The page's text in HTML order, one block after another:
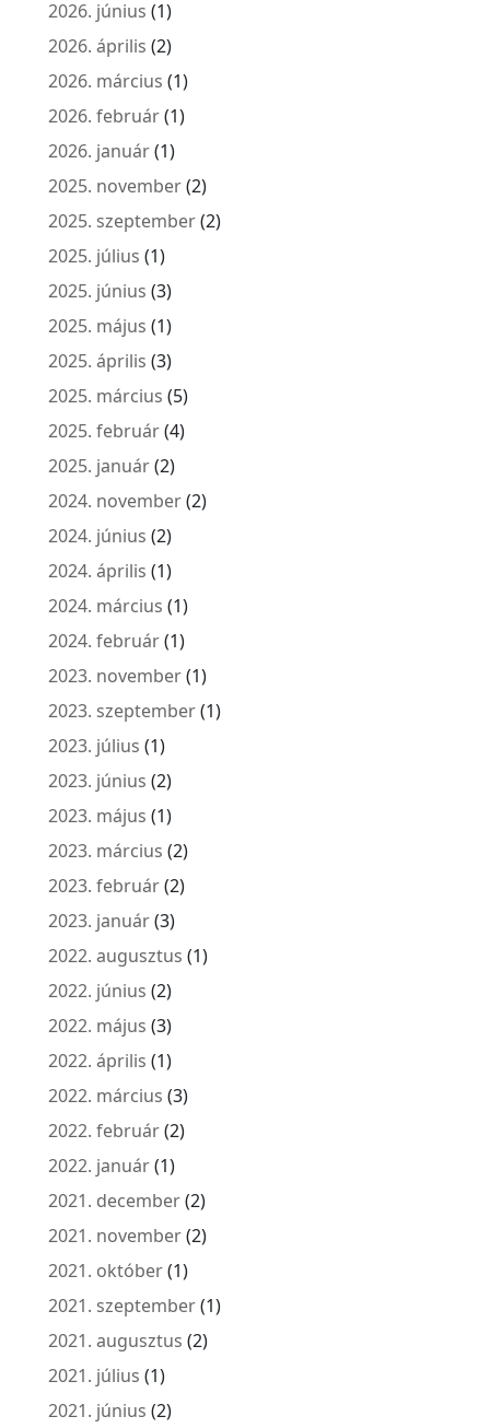
2026. június (1)
2026. április (2)
2026. március (1)
2026. február(1)
2026. január(1)
2025. november(2)
2025. szeptember(2)
2025. július (1)
2025. június (3)
2025. május (1)
2025. április (3)
2025. március (5)
2025. február(4)
2025. január(2)
2024. november(2)
2024. június (2)
2024. április (1)
2024. március (1)
2024. február(1)
2023. november(1)
2023. szeptember(1)
2023. július (1)
2023. június (2)
2023. május (1)
2023. március (2)
2023. február(2)
2023. január(3)
2022. augusztus (1)
2022. június (2)
2022. május (3)
2022. április (1)
2022. március (3)
2022. február(2)
2022. január(1)
2021. december(2)
2021. november(2)
2021. október(1)
2021. szeptember(1)
2021. augusztus (2)
2021. július (1)
2021. június (2)